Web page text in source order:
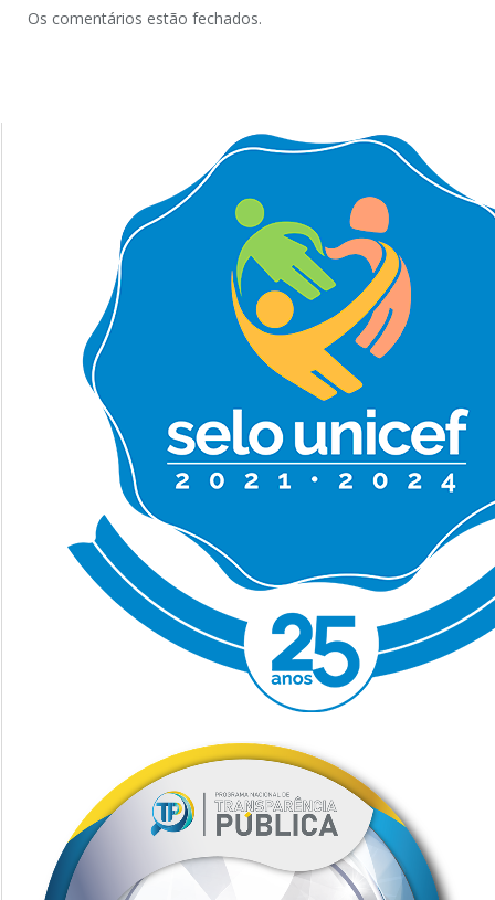
Os comentários estão fechados.